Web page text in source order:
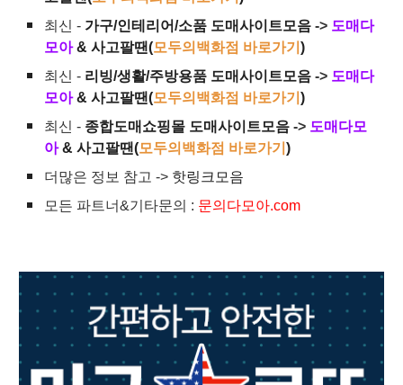
최신 - 가구/인테리어/소품 도매사이트모음 -> 도매다
모아 & 사고팔땐(모두의백화점 바로가기)
최신 - 리빙/생활/주방용품 도매사이트모음 -> 도매다
모아 & 사고팔땐(모두의백화점 바로가기)
최신 - 종합도매쇼핑몰 도매사이트모음 -> 도매다모
아 & 사고팔땐(모두의백화점 바로가기)
더많은 정보 참고 -> 핫링크모음
모든 파트너&기타문의 : 문의다모아.com